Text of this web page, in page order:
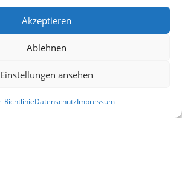
Akzeptieren
Ablehnen
Einstellungen ansehen
RichtlinieDatenschutzImpressum